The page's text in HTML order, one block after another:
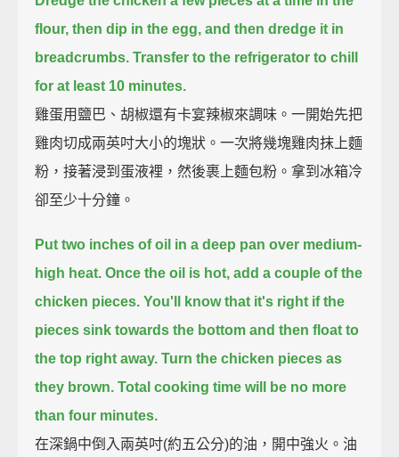
flour, then dip in the egg, and then dredge it in
breadcrumbs. Transfer to the refrigerator to chill
for at least 10 minutes.
雞蛋用鹽巴、胡椒還有卡宴辣椒來調味。一開始先把
雞肉切成兩英吋大小的塊狀。一次將幾塊雞肉抹上麵
粉，接著浸到蛋液裡，然後裹上麵包粉。拿到冰箱冷
卻至少十分鐘。
Put two inches of oil in a deep pan over medium-
high heat. Once the oil is hot, add a couple of the
chicken pieces. You'll know that it's right if the
pieces sink towards the bottom and then float to
the top right away. Turn the chicken pieces as
they brown. Total cooking time will be no more
than four minutes.
在深鍋中倒入兩英吋(約五公分)的油，開中強火。油